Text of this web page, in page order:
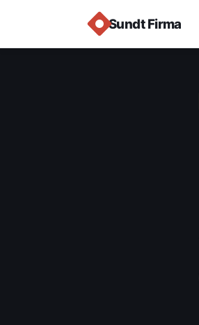
Sundt Firma